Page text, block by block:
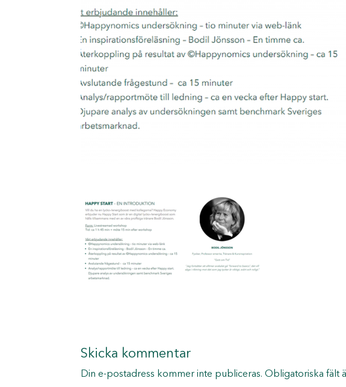
Skicka kommentar
Din e-postadress kommer inte publiceras. Obligatoriska fält